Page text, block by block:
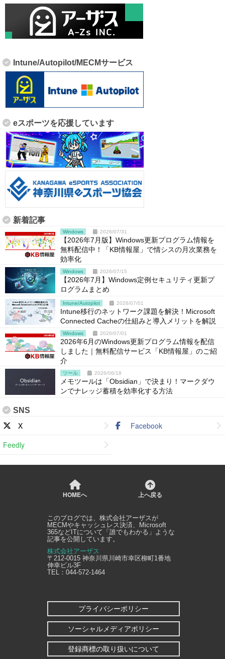
Intune/Autopilot/MECMサービス
eスポーツを応援しています
新着記事
Windows 2026/07/31
【2026年7月版】Windows更新プログラム情報を
無料配信中！「KB情報屋」で情シスの月次業務を
効率化
Windows 2026/07/15
【2026年7月】Windows定例セキュリティ更新プ
ログラムまとめ
Intune/Autopilot 2026/07/01
Intune移行のネットワーク課題を解決！Microsoft
Connected Cacheの仕組みと導入メリットを解説
Windows 2026/07/01
2026年6月のWindows更新プログラム情報を配信
しました｜無料配信サービス「KB情報屋」のご紹
介
ツール 2026/06/18
メモツールは「Obsidian」で決まり！マークダウ
ンでナレッジ蓄積を効率化する方法
SNS
X
Facebook
Feedly
HOMEへ 上へ戻る
このブログでは、 株式会社アーザス が
MECMやキャッシュレス決済、Microsoft
365などITについて「誰でもわかる」ような
記事を公開しています。
株式会社アーザス
〒212-0015 神奈川県 川崎市幸区柳町1番地
伸幸ビル3F
TEL： 044-572-1464
プライバシーポリシー
ソーシャルメディアポリシー
登録商標の取り扱いについて